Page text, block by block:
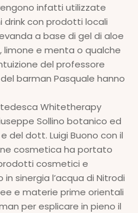
infatti utilizzate
con prodotti locali
a base di gel di aloe
limone e menta o qualche
del professore
barman Pasquale hanno
Whitetherapy
Sollino botanico ed
del dott. Luigi Buono con il
cosmetica ha portato
cosmetici e
sinergia l’acqua di Nitrodi
e materie prime orientali
per esplicare in pieno il